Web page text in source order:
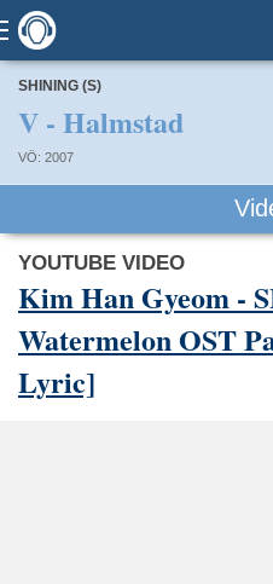
SHINING (S)
V - Halmstad
VÖ: 2007
YOUTUBE VIDEO
Kim Han Gyeom -
Watermelon OST
Lyric]